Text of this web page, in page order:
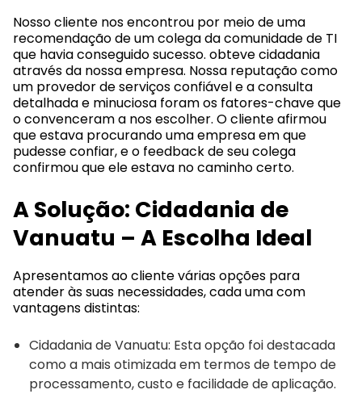
Nosso cliente nos encontrou por meio de uma
recomendação de um colega da comunidade de TI
que havia conseguido sucesso. obteve cidadania
através da nossa empresa. Nossa reputação como
um provedor de serviços confiável e a consulta
detalhada e minuciosa foram os fatores-chave que
o convenceram a nos escolher. O cliente afirmou
que estava procurando uma empresa em que
pudesse confiar, e o feedback de seu colega
confirmou que ele estava no caminho certo.
A Solução: Cidadania de
Vanuatu – A Escolha Ideal
Apresentamos ao cliente várias opções para
atender às suas necessidades, cada uma com
vantagens distintas:
Cidadania de Vanuatu: Esta opção foi destacada
como a mais otimizada em termos de tempo de
processamento, custo e facilidade de aplicação.